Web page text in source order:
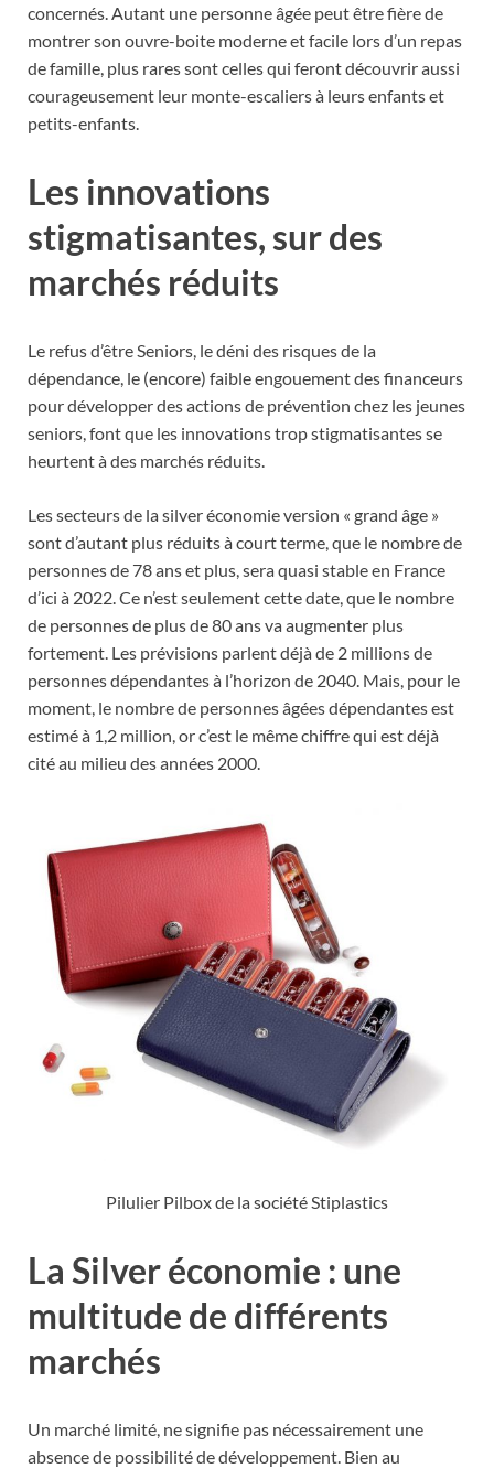
concernés. Autant une personne âgée peut être fière de
montrer son ouvre-boite moderne et facile lors d’un repas
de famille, plus rares sont celles qui feront découvrir aussi
courageusement leur monte-escaliers à leurs enfants et
petits-enfants.
Les innovations
stigmatisantes, sur des
marchés réduits
Le refus d’être Seniors, le déni des risques de la
dépendance, le (encore) faible engouement des financeurs
pour développer des actions de prévention chez les jeunes
seniors, font que les innovations trop stigmatisantes se
heurtent à des marchés réduits.
Les secteurs de la silver économie version « grand âge »
sont d’autant plus réduits à court terme, que le nombre de
personnes de 78 ans et plus, sera quasi stable en France
d’ici à 2022. Ce n’est seulement cette date, que le nombre
de personnes de plus de 80 ans va augmenter plus
fortement. Les prévisions parlent déjà de 2 millions de
personnes dépendantes à l’horizon de 2040. Mais, pour le
moment, le nombre de personnes âgées dépendantes est
estimé à 1,2 million, or c’est le même chiffre qui est déjà
cité au milieu des années 2000.
Pilulier Pilbox de la société Stiplastics
La Silver économie : une
multitude de différents
marchés
Un marché limité, ne signifie pas nécessairement une
absence de possibilité de développement. Bien au